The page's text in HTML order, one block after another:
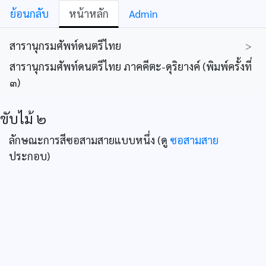
ย้อนกลับ หน้าหลัก Admin
สารานุกรมศัพท์ดนตรีไทย
>
สารานุกรมศัพท์ดนตรีไทย ภาคคีตะ-ดุริยางค์ (พิมพ์ครั้งที่
๓)
ขับไม้ ๒
ลักษณะการสีซอสามสายแบบหนึ่ง (ดู ซอสามสาย
ประกอบ)